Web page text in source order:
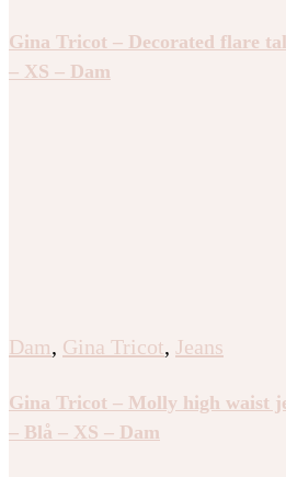
Gina Tricot – Decorated flare
– XS – Dam
Dam, Gina Tricot, Jeans
Gina Tricot – Molly high waist
– Blå – XS – Dam